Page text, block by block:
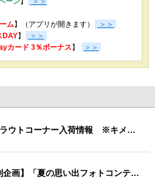
ム】（アプリが開きます）
＞＞
DAY】
＞＞
カード 3％ボーナス 】 ＞＞
ラウトコーナー入荷情報 ※キメ…
企画】「夏の思い出フォトコンテ…